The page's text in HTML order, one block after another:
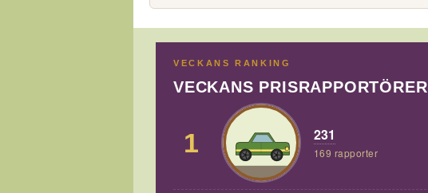
VECKANS RANKING
VECKANS PRISRAPPORTÖRER
1 231
169 rapporter